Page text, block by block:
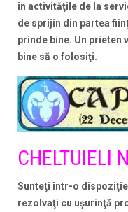
în activităţile de la
de sprijin din partea
prinde bine. Un prieten
bine să o folosiţi.
CHELTUIELI
Sunteţi într-o dispoziţie
rezolvaţi cu uşurinţă